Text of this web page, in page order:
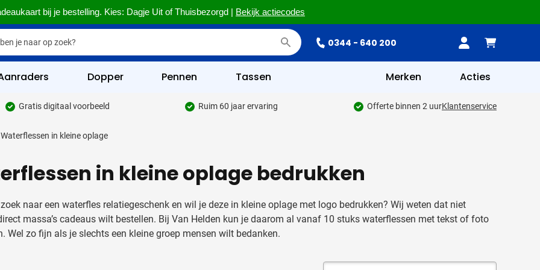
bij je bestelling. Kies: Dagje Uit of Thuisbezorgd | Bekijk actiecodes
0344 - 640 200
& Kantoor categorie
categorie
categorie
categorie
Dopper Pennen Tassen Merken Acties
Gratis digitaal voorbeeld Ruim 60 jaar ervaring Offerte binnen 2 uurKlantenservice
Waterflessen in kleine oplage
in kleine oplage bedrukken
naar een waterfles relatiegeschenk en wil je deze in kleine oplage met logo bedrukken? Wij weten dat niet
massa’s cadeaus wilt bestellen. Bij Van Helden kun je daarom al vanaf 10 stuks waterflessen met tekst of foto
Wel zo fijn als je slechts een kleine groep mensen wilt bedanken.